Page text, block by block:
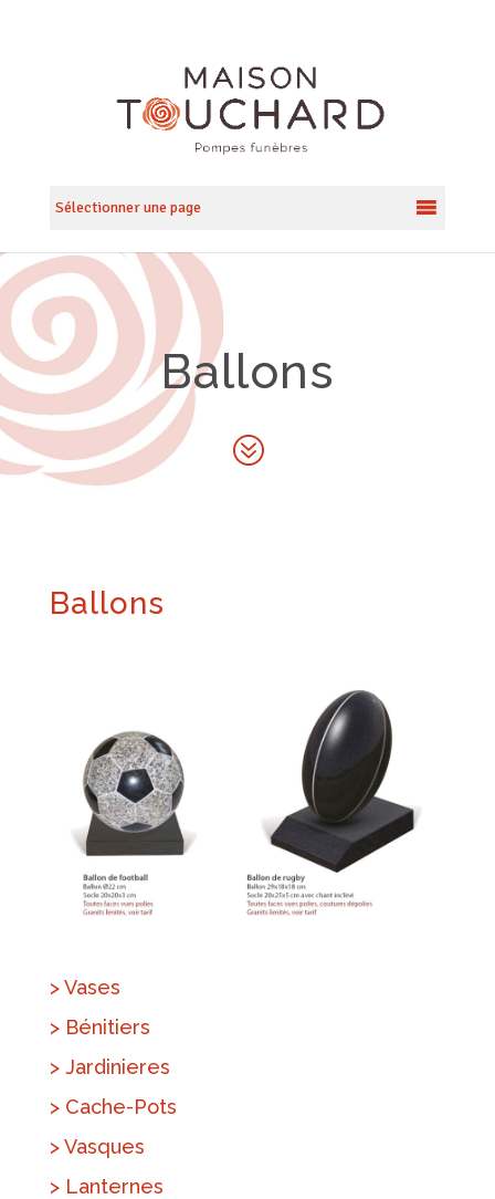
Sélectionner une page
Ballons
?
Ballons
> Vases
> Bénitiers
> Jardinieres
> Cache-Pots
> Vasques
> Lanternes